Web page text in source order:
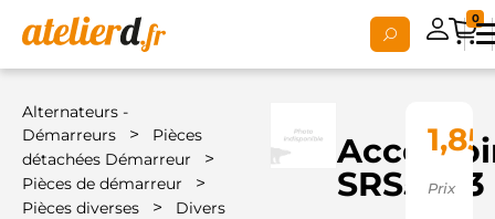
0
Alternateurs -
Démarreurs
>
Pièces
détachées Démarreur
>
Pièces de démarreur >
Pièces diverses > Divers
SRS5033
1,85
Prix